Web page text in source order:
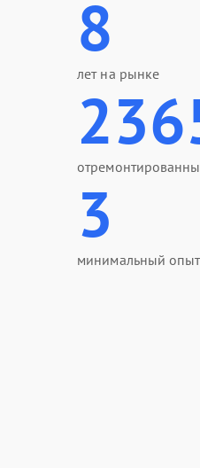
8
лет на рынке
3
минимальный